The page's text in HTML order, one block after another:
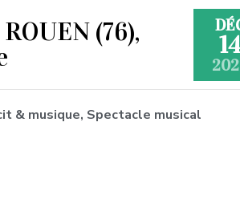
(76),
& musique, Spectacle musical